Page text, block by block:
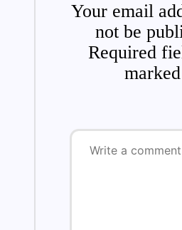
Your email
not be
Required
marked